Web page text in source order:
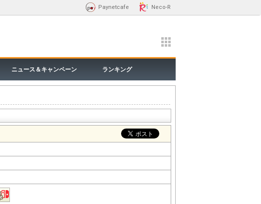
Paynetcafe Neco-R
ニュース＆キャンペーン ランキング